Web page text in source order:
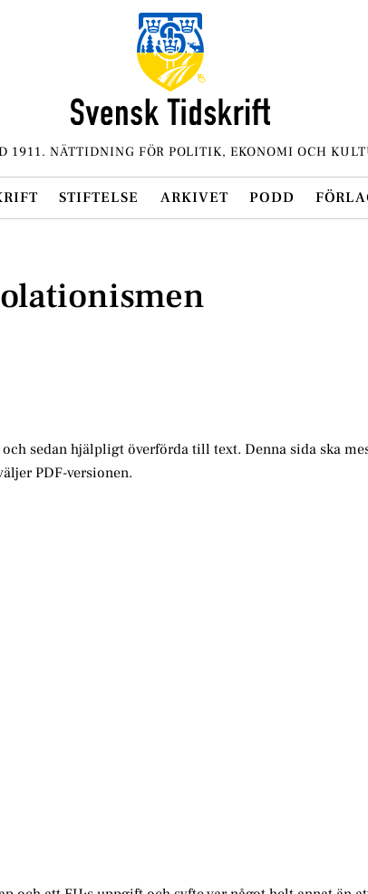
1911. NÄTTIDNING FÖR POLITIK, EKONOMI OCH
STIFTELSE ARKIVET PODD
sedan hjälpligt överförda till text. Denna sida ska
PDF-versionen.